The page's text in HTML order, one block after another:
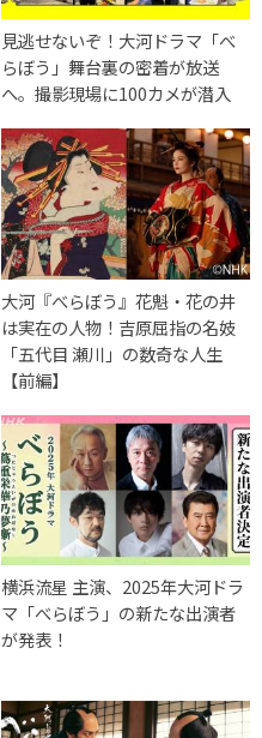
見逃せないぞ！大河ドラマ「べ
らぼう」舞台裏の密着が放送
へ。撮影現場に100カメが潜入
大河『べらぼう』花魁・花の井
は実在の人物！吉原屈指の名妓
「五代目 瀬川」の数奇な人生
【前編】
横浜流星 主演、2025年大河ドラ
マ「べらぼう」の新たな出演者
が発表！